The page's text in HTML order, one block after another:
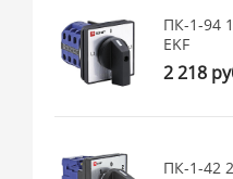
ПК-1-94
EKF
2 218
ПК-1-42